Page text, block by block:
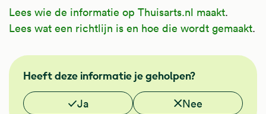
Lees wie de informatie op Thuisarts.nl maakt.
Lees wat een richtlijn is en hoe die wordt gemaakt.
FMS
NHGHeeft deze informatie je geholpen?
Vond je deze informatie nuttig?
Ja Nee